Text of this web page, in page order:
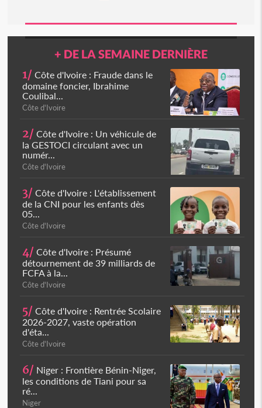
+ DE LA SEMAINE DERNIÈRE
1/ Côte d'Ivoire : Fraude dans le
domaine foncier, Ibrahime
Coulibal...
Côte d'Ivoire
2/ Côte d'Ivoire : Un véhicule de
la GESTOCI circulant avec un
numér...
Côte d'Ivoire
3/ Côte d'Ivoire : L'établissement
de la CNI pour les enfants dès
05...
Côte d'Ivoire
4/ Côte d'Ivoire : Présumé
détournement de 39 milliards de
FCFA à la...
Côte d'Ivoire
5/ Côte d'Ivoire : Rentrée Scolaire
2026-2027, vaste opération
d'éta...
Côte d'Ivoire
6/ Niger : Frontière Bénin-Niger,
les conditions de Tiani pour sa
ré...
Niger